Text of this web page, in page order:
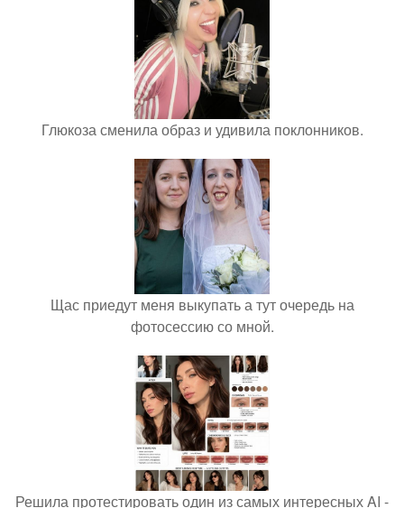
Глюкоза сменила образ и удивила поклонников.
Щас приедут меня выкупать а тут очередь на
фотосессию со мной.
Решила протестировать один из самых интересных AI -